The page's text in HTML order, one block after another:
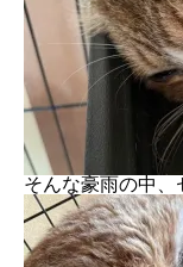
そんな豪雨の中、